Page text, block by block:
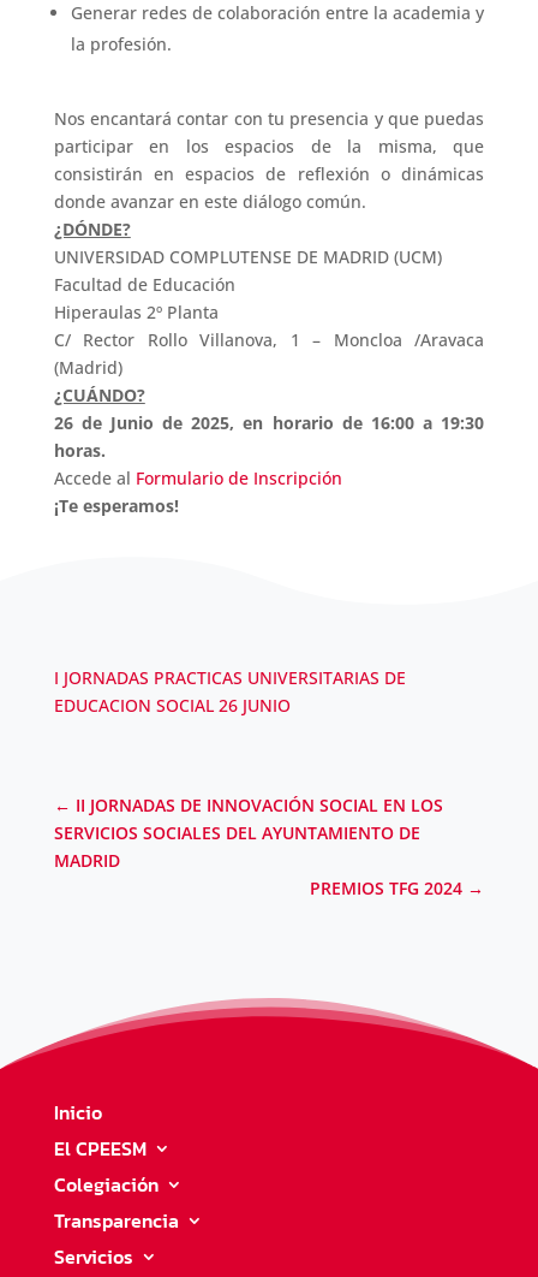
Generar redes de colaboración entre la academia y
la profesión.
Nos encantará contar con tu presencia y que puedas
participar en los espacios de la misma, que
consistirán en espacios de reflexión o dinámicas
donde avanzar en este diálogo común.
¿DÓNDE?
UNIVERSIDAD COMPLUTENSE DE MADRID (UCM)
Facultad de Educación
Hiperaulas 2º Planta
C/ Rector Rollo Villanova, 1 – Moncloa /Aravaca
(Madrid)
¿CUÁNDO?
26 de Junio de 2025, en horario de 16:00 a 19:30
horas.
Accede al Formulario de Inscripción
¡Te esperamos!
I JORNADAS PRACTICAS UNIVERSITARIAS DE
EDUCACION SOCIAL 26 JUNIO
← II JORNADAS DE INNOVACIÓN SOCIAL EN LOS
SERVICIOS SOCIALES DEL AYUNTAMIENTO DE
MADRID
PREMIOS TFG 2024 →
Inicio
El CPEESM
Colegiación
Transparencia
Servicios